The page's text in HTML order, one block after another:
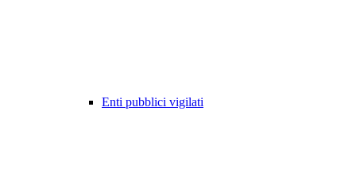
Enti pubblici vigilati